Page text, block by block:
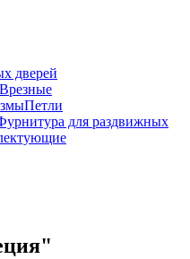
дверей
Врезные
Петли
для раздвижных